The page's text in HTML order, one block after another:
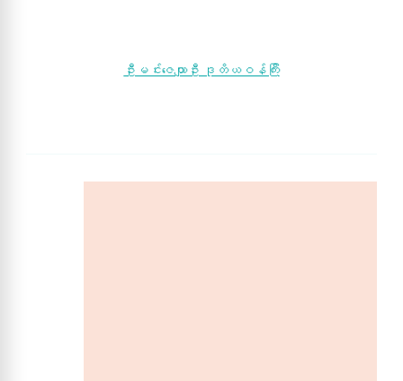
ဦးမင်းဇေယျာဦး ဒုတိယဝန်ကြီး